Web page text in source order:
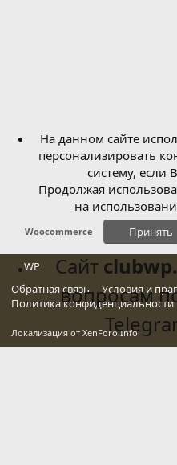
Woocommerce
WP
Обратная связь
Условия и
Политика конфиденциальности
Локализация от XenForo.Info
На данном сайте
персонализировать
систему, если
Продолжая
на
Принять
Сайт
вопросам